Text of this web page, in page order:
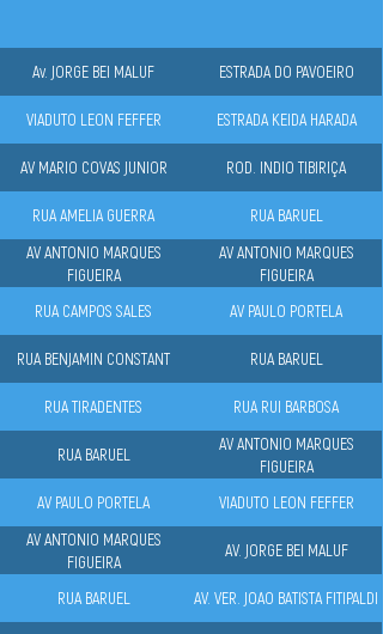
Av. JORGE BEI MALUF ESTRADA DO PAVOEIRO
VIADUTO LEON FEFFER ESTRADA KEIDA HARADA
AV MARIO COVAS JUNIOR ROD. INDIO TIBIRIÇA
RUA AMELIA GUERRA
RUA BARUEL
AV ANTONIO MARQUES
FIGUEIRA
AV ANTONIO MARQUES
FIGUEIRA
RUA CAMPOS SALES
AV PAULO PORTELA
RUA BENJAMIN CONSTANT RUA BARUEL
RUA TIRADENTES RUA RUI BARBOSA
RUA BARUEL
AV ANTONIO MARQUES
FIGUEIRA
AV PAULO PORTELA
VIADUTO LEON FEFFER
AV ANTONIO MARQUES
FIGUEIRA
AV. JORGE BEI MALUF
RUA BARUEL AV. VER. JOAO BATISTA FITIPALDI